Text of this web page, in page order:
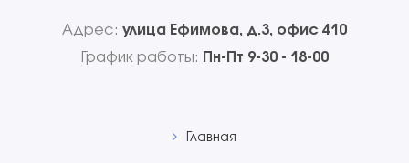
Адрес: улица Ефимова, д.3, офис 410
График работы:
Пн-Пт 9-30 - 18-00
Главная